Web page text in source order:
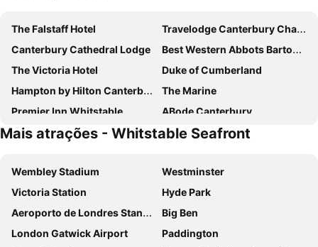
The Falstaff Hotel
Travelodge Canterbury Chaucer Central
Canterbury Cathedral Lodge
Best Western Abbots Barton Hotel
The Victoria Hotel
Duke of Cumberland
Hampton by Hilton Canterbury
The Marine
Premier Inn Whitstable
ABode Canterbury
Holiday Inn Express Canterbury By Ihg
Howfield Manor Hotel
Pilgrims Hotel
Ebury Cottages & Apartments, Canterbury
Palace Farm Hostel & Campsite
The Pig At Bridge Place Kent
Mais atrações - Whitstable Seafront
Wembley Stadium
Westminster
Victoria Station
Hyde Park
Aeroporto de Londres Stansted
Big Ben
London Gatwick Airport
Paddington